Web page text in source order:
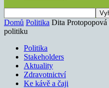
Domů Politika Dita
politiku
Politika
Stakeholders
Aktuality
Zdravotnictví
Ke kávě a čaji